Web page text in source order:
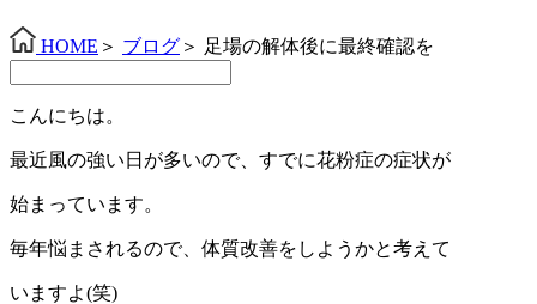
HOME ＞ ブログ ＞ 足場の解体後に最終確認を
こんにちは。
最近風の強い日が多いので、すでに花粉症の症状が
始まっています。
毎年悩まされるので、体質改善をしようかと考えて
いますよ(笑)